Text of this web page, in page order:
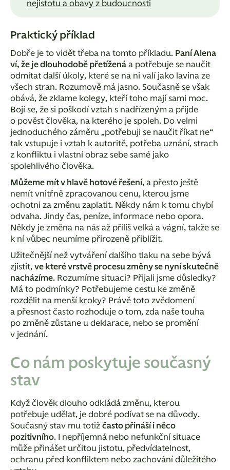
nejistotu a obavy z budoucnosti
Praktický příklad
Dobře je to vidět třeba na tomto příkladu. Paní Alena
ví, že je dlouhodobě přetížená a potřebuje se naučit
odmítat další úkoly, které se na ni valí jako lavina ze
všech stran. Rozumově má jasno. Současně se však
obává, že zklame kolegy, kteří toho mají sami moc.
Bojí se, že si poškodí vztah s nadřízeným a přijde
o pověst člověka, na kterého je spoleh. Do velmi
jednoduchého záměru „potřebuji se naučit říkat ne“
tak vstupuje i vztah k autoritě, potřeba uznání, strach
z konfliktu i vlastní obraz sebe samé jako
spolehlivého člověka.
Můžeme mít v hlavě hotové řešení, a přesto ještě
nemít vnitřně zpracovanou cenu, kterou jsme
ochotni za změnu zaplatit. Někdy nám k tomu chybí
odvaha. Jindy čas, peníze, informace nebo opora.
Někdy je změna na nás až příliš velká a vágní, takže se
k ní vůbec neumíme přirozeně přiblížit.
Užitečnější než vytváření dalšího tlaku na sebe bývá
zjistit, ve které vrstvě procesu změny se nyní skutečně
nacházíme. Rozumíme situaci? Přijali jsme důsledky?
Má to podmínky? Potřebujeme cestu ke změně
rozdělit na menší kroky? Právě toto zvědomení
a přesnost často rozhoduje o tom, zda naše touha
po změně zůstane u deklarace, nebo se promění
v jednání.
Co nám poskytuje současný
stav
Když člověk dlouho odkládá změnu, kterou
potřebuje udělat, je dobré podívat se na důvody.
Současný stav mu totiž často přináší i něco
pozitivního. I nepříjemná nebo nefunkční situace
může přinášet určitou jistotu, předvídatelnost,
ochranu před konfliktem nebo zachování důležitého